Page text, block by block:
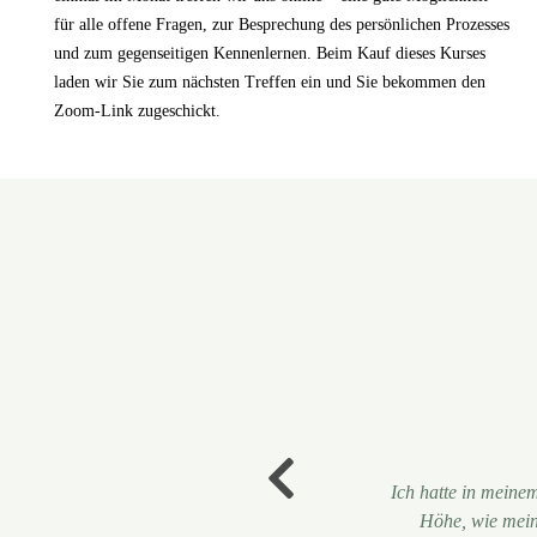
für alle offene Fragen, zur Besprechung des persönlichen Prozesses
und zum gegenseitigen Kennenlernen. Beim Kauf dieses Kurses
laden wir Sie zum nächsten Treffen ein und Sie bekommen den
Zoom-Link zugeschickt.
Ich hatte in
Höhe, wie
Eine sehr
Anatomie
Die Einheit
Koloraturen
Ich hab grad
Ein ganz grosses
Hinterkopf und
Während
führten. Damit
Ich verstehe
POVT hat nicht
und Stehen.
Früher war
hat sich in den